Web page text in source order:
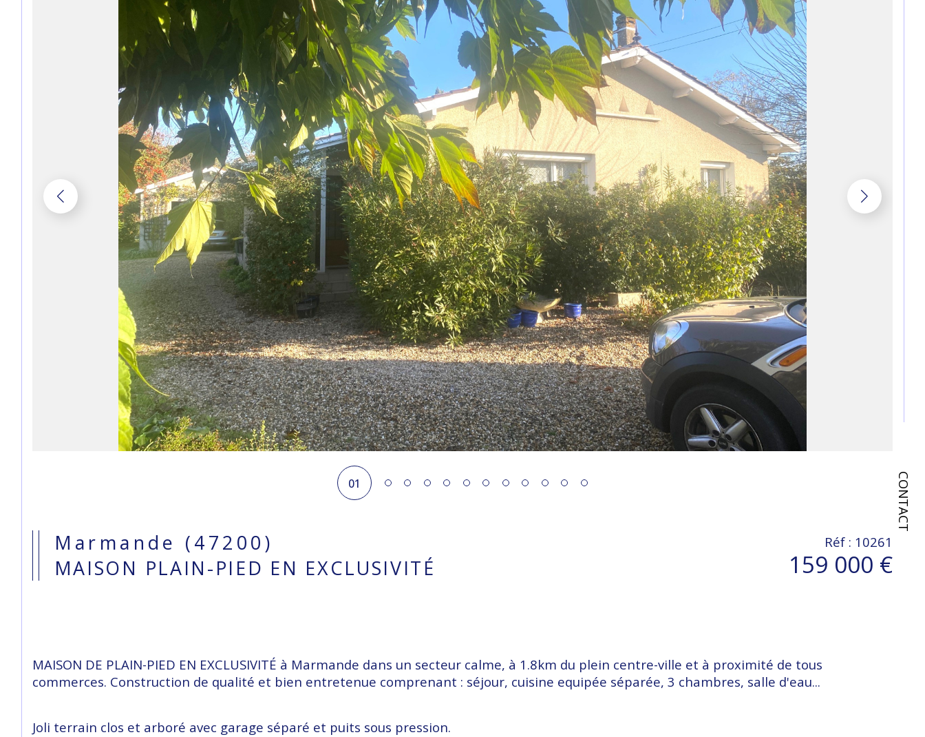
CONTACT
01
Marmande (47200)
MAISON PLAIN-PIED EN EXCLUSIVITÉ
Réf : 10261
159 000 €
MAISON DE PLAIN-PIED EN EXCLUSIVITÉ à Marmande dans un secteur calme, à 1.8km du plein centre-ville et à proximité de tous
commerces. Construction de qualité et bien entretenue comprenant : séjour, cuisine equipée séparée, 3 chambres, salle d'eau...
Joli terrain clos et arboré avec garage séparé et puits sous pression.